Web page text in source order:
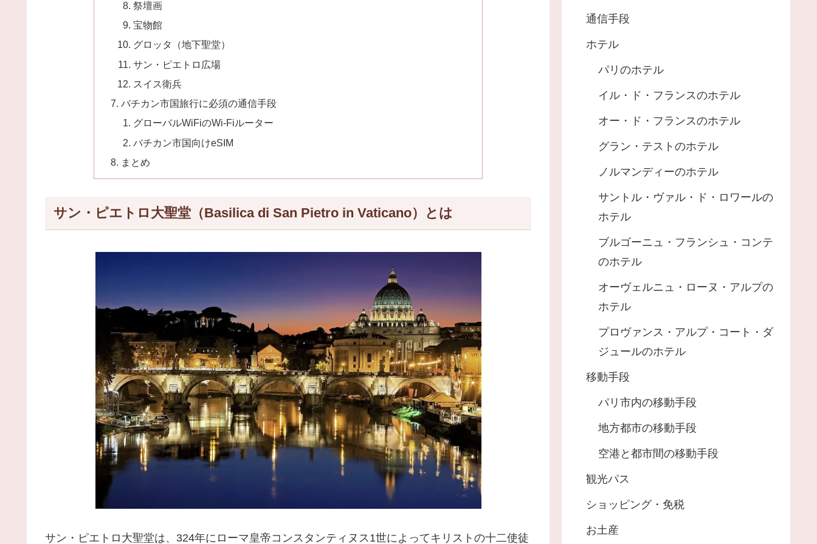
祭壇画
宝物館
グロッタ（地下聖堂）
サン・ピエトロ広場
スイス衛兵
バチカン市国旅行に必須の通信手段
グローバルWiFiのWi-Fiルーター
バチカン市国向けeSIM
まとめ
サン・ピエトロ大聖堂（Basilica di San Pietro in Vaticano）とは
サン・ピエトロ大聖堂は、324年にローマ皇帝コンスタンティヌス1世によってキリストの十二使徒
通信手段
ホテル
パリのホテル
イル・ド・フランスのホテル
オー・ド・フランスのホテル
グラン・テストのホテル
ノルマンディーのホテル
サントル・ヴァル・ド・ロワールの
ホテル
ブルゴーニュ・フランシュ・コンテ
のホテル
オーヴェルニュ・ローヌ・アルプの
ホテル
プロヴァンス・アルプ・コート・ダ
ジュールのホテル
移動手段
パリ市内の移動手段
地方都市の移動手段
空港と都市間の移動手段
観光パス
ショッピング・免税
お土産